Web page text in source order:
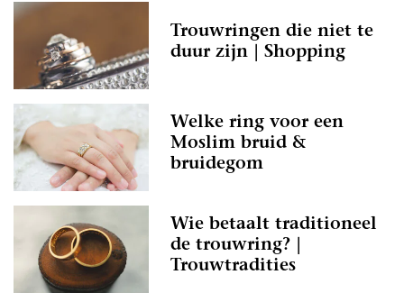
Trouwringen die niet te
duur zijn | Shopping
Welke ring voor een
Moslim bruid &
bruidegom
Wie betaalt traditioneel
de trouwring? |
Trouwtradities